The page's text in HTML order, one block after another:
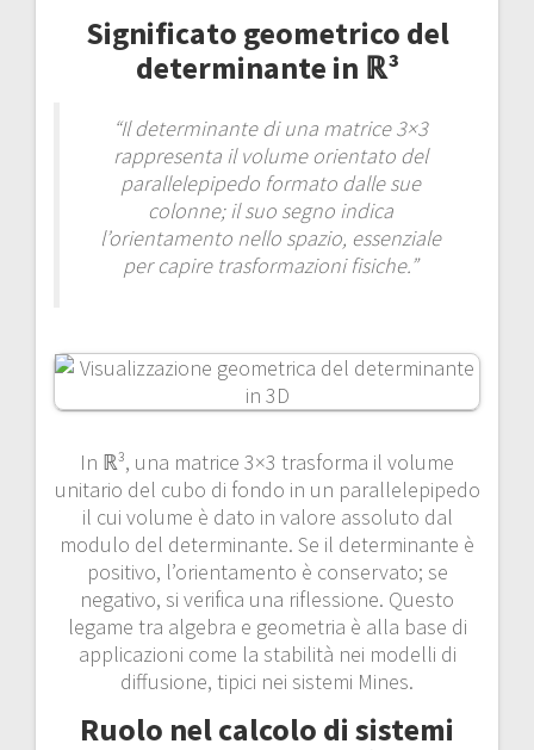
Significato geometrico del
determinante in ℝ³
“Il determinante di una matrice 3×3
rappresenta il volume orientato del
parallelepipedo formato dalle sue
colonne; il suo segno indica
l’orientamento nello spazio, essenziale
per capire trasformazioni fisiche.”
In ℝ³, una matrice 3×3 trasforma il volume
unitario del cubo di fondo in un parallelepipedo
il cui volume è dato in valore assoluto dal
modulo del determinante. Se il determinante è
positivo, l’orientamento è conservato; se
negativo, si verifica una riflessione. Questo
legame tra algebra e geometria è alla base di
applicazioni come la stabilità nei modelli di
diffusione, tipici nei sistemi Mines.
Ruolo nel calcolo di sistemi